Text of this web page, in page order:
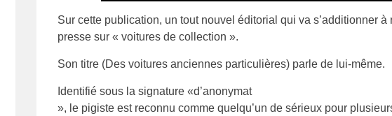
Sur cette publication, un tout nouvel éditorial qui va s’additionner à
presse sur « voitures de collection ».
Son titre (Des voitures anciennes particulières) parle de lui-même.
Identifié sous la signature «d’anonymat
», le pigiste est reconnu comme quelqu’un de sérieux pour